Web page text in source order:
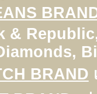
&
BRAND